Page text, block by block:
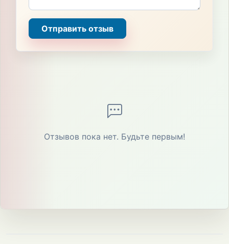
Отправить отзыв
Отзывов пока нет. Будьте первым!